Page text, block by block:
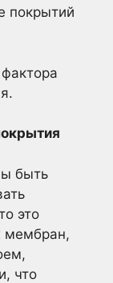
покрытий
быть
это
мембран,
что